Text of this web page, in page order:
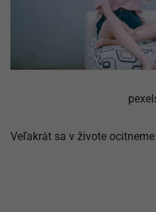
Veľakrát sa v živote